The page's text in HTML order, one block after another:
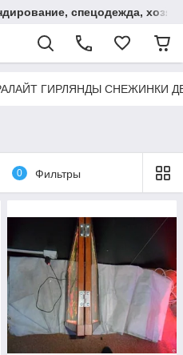
спецодежда,
ГИРЛЯНДЫ СНЕЖИНКИ
0 Фильтры